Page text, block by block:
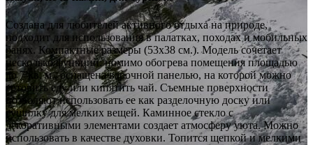
Создана для любителей активного отдыха на природе,
подходит для использования в палатках, походах и мобильных
банях. Компактные размеры (53х38 см.). Модель сочетает
несколько функций: помимо обогрева помещения площадью
до 7 кв. м., оснащена варочной панелью, на которой можно
готовить еду или кипятить чай. Съемные поверхности
позволяют использовать ее как разделочную доску или
сушилку для мелких вещей. Каминное стекло с
декоративными элементами создает атмосферу уюта. Можно
использовать в качестве духовки. Топится щепкой и мелкими